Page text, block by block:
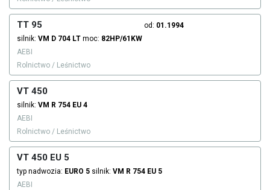
TT 95 od: 01.1994
silnik: VM D 704 LT moc: 82HP/61KW
AEBI
Rolnictwo / Leśnictwo
VT 450
silnik: VM R 754 EU 4
AEBI
Rolnictwo / Leśnictwo
VT 450 EU 5
typ nadwozia: EURO 5 silnik: VM R 754 EU 5
AEBI